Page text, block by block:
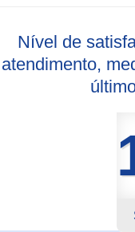
Nível de
atendimento,